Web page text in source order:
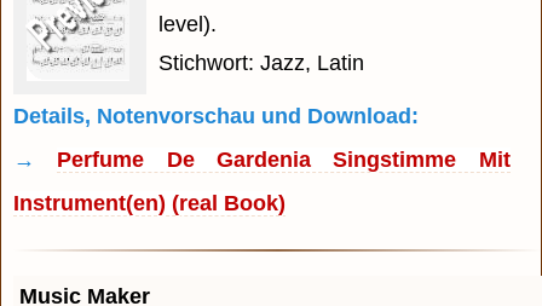
level).
Stichwort: Jazz, Latin
Details, Notenvorschau und Download:
→ Perfume De Gardenia Singstimme Mit
Instrument(en) (real Book)
Music Maker